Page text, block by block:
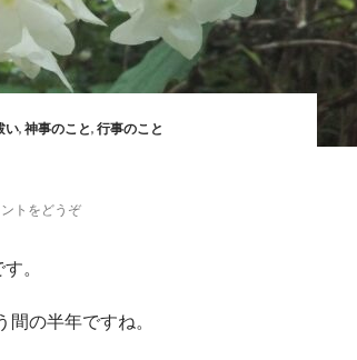
い, 神事のこと, 行事のこと
トをどうぞ
。
の半年ですね。